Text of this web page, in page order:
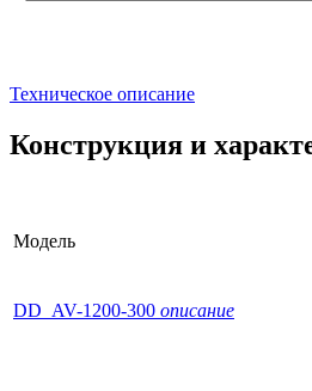
Техническое описание
Конструкция и
Модель
DD_AV-1200-300 описание